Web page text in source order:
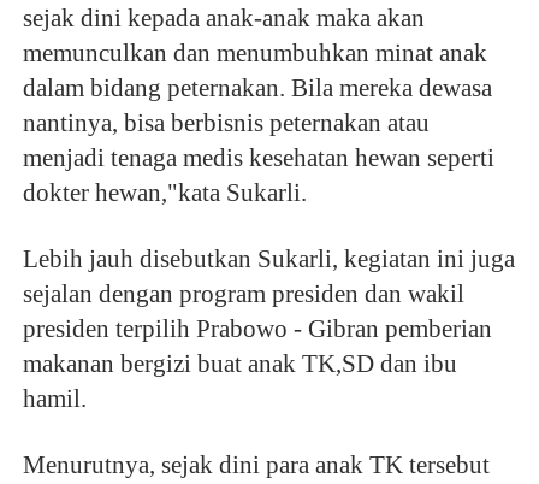
sejak dini kepada anak-anak maka akan
memunculkan dan menumbuhkan minat anak
dalam bidang peternakan. Bila mereka dewasa
nantinya, bisa berbisnis peternakan atau
menjadi tenaga medis kesehatan hewan seperti
dokter hewan,"kata Sukarli.
Lebih jauh disebutkan Sukarli, kegiatan ini juga
sejalan dengan program presiden dan wakil
presiden terpilih Prabowo - Gibran pemberian
makanan bergizi buat anak TK,SD dan ibu
hamil.
Menurutnya, sejak dini para anak TK tersebut